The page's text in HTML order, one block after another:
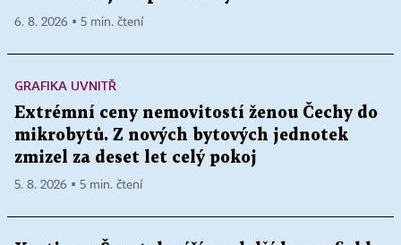
6. 8. 2026 ▪ 5 min. čtení
GRAFIKA UVNITŘ
Extrémní ceny nemovitostí ženou Čechy do
mikrobytů. Z nových bytových jednotek
zmizel za deset let celý pokoj
5. 8. 2026 ▪ 5 min. čtení